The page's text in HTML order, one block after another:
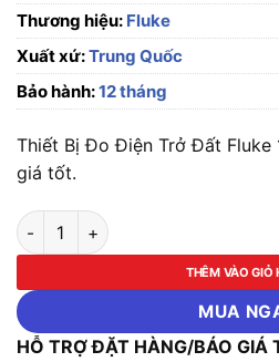
Thương hiệu: Fluke
Xuất xứ:Trung Quốc
Bảo hành:12 tháng
Thiết Bị Đo Điện Trở Đất Fluke
giá tốt.
Thiết Bị Đo Điện Trở Đất Fluke
THÊM VÀO GIỎ
MUA
HỖ TRỢ ĐẶT HÀNG/BÁO